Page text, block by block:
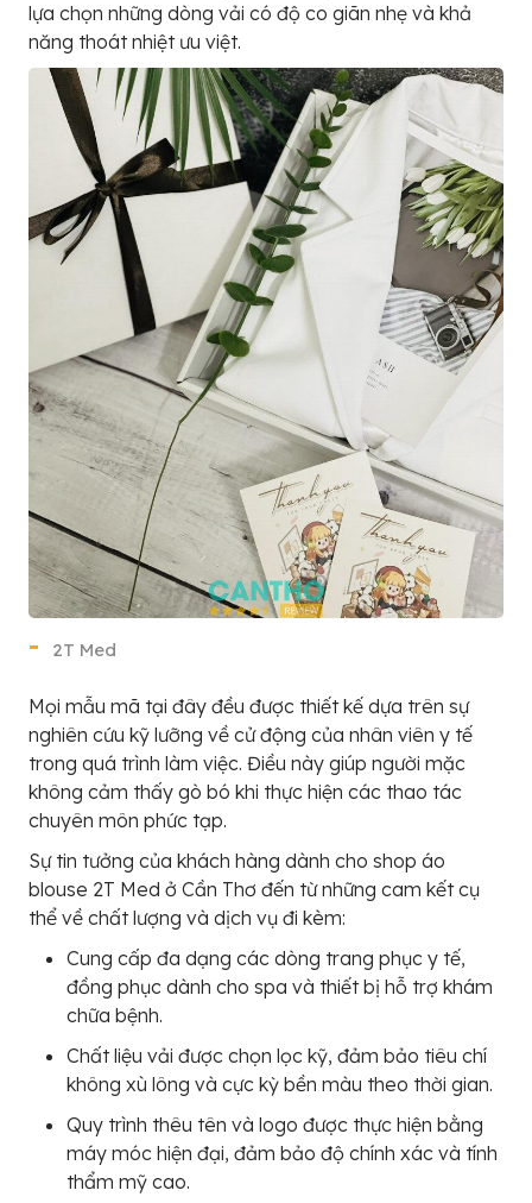
lựa chọn những dòng vải có độ co giãn nhẹ và khả
năng thoát nhiệt ưu việt.
2T Med
Mọi mẫu mã tại đây đều được thiết kế dựa trên sự
nghiên cứu kỹ lưỡng về cử động của nhân viên y tế
trong quá trình làm việc. Điều này giúp người mặc
không cảm thấy gò bó khi thực hiện các thao tác
chuyên môn phức tạp.
Sự tin tưởng của khách hàng dành cho shop áo
blouse 2T Med ở Cần Thơ đến từ những cam kết cụ
thể về chất lượng và dịch vụ đi kèm:
Cung cấp đa dạng các dòng trang phục y tế,
đồng phục dành cho spa và thiết bị hỗ trợ khám
chữa bệnh.
Chất liệu vải được chọn lọc kỹ, đảm bảo tiêu chí
không xù lông và cực kỳ bền màu theo thời gian.
Quy trình thêu tên và logo được thực hiện bằng
máy móc hiện đại, đảm bảo độ chính xác và tính
thẩm mỹ cao.